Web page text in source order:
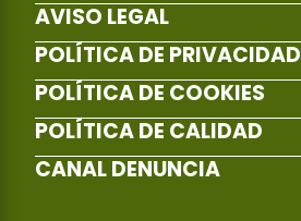
AVISO LEGAL
POLÍTICA DE PRIVACIDAD
POLÍTICA DE COOKIES
POLÍTICA DE CALIDAD
CANAL DENUNCIA